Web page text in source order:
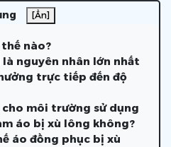
[Ẩn]
thế nào?
nguyên nhân lớn nhất
trực tiếp đến độ
cho môi trường sử dụng
áo bị xù lông không?
áo đồng phục bị xù